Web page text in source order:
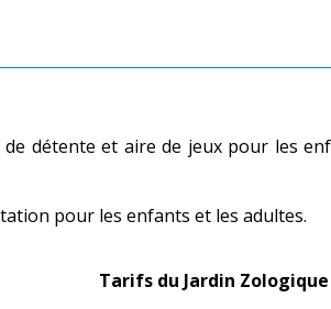
détente et aire de jeux pour les
pour les enfants et les adultes.
Tarifs du Jardin